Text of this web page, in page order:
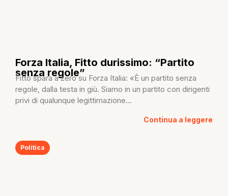
Forza Italia, Fitto durissimo: “Partito
senza regole”
Fitto spara a zero su Forza Italia: «È un partito senza
regole, dalla testa in giù. Siamo in un partito con dirigenti
privi di qualunque legittimazione...
Continua a leggere
Politica